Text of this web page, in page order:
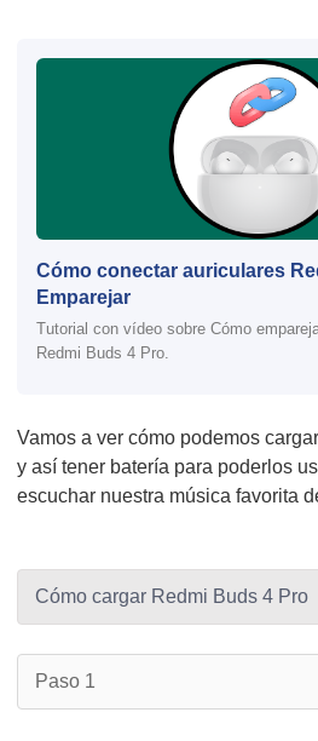
Cómo conectar auriculares
Emparejar
Tutorial con vídeo sobre Cómo
Redmi Buds 4 Pro.
Vamos a ver cómo podemos
y así tener batería para poderlos
escuchar nuestra música favorita
Cómo cargar Redmi Buds 4 Pro
Paso 1